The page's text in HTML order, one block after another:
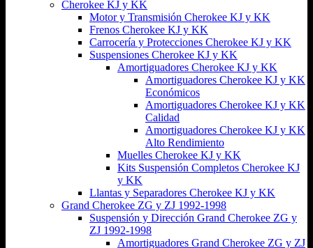
Cherokee KJ y KK
Motor y Transmisión Cherokee KJ y KK
Frenos Cherokee KJ y KK
Carrocería y Protecciones Cherokee KJ y KK
Suspensiones Cherokee KJ y KK
Amortiguadores Cherokee KJ y KK
Amortiguadores Cherokee KJ y KK
Económicos
Amortiguadores Cherokee KJ y KK
Calidad
Amortiguadores Cherokee KJ y KK
Alto Rendimiento
Muelles Cherokee KJ y KK
Kits Suspensión Completos Cherokee KJ
y KK
Llantas y Separadores Cherokee KJ y KK
Grand Cherokee ZG y ZJ 1992-1998
Suspensión y Dirección Grand Cherokee ZG y
ZJ 1992-1998
Amortiguadores Grand Cherokee ZG y ZJ